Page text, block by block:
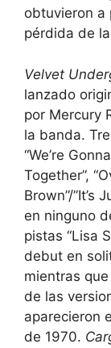
obtuvieron a
pérdida de
Velvet
lanzado
por Mercury
la banda.
“We’re
Together”,
Brown”/”It’s
en ninguno
pistas “Lisa
debut en
mientras que
de las
aparecieron
de 1970.